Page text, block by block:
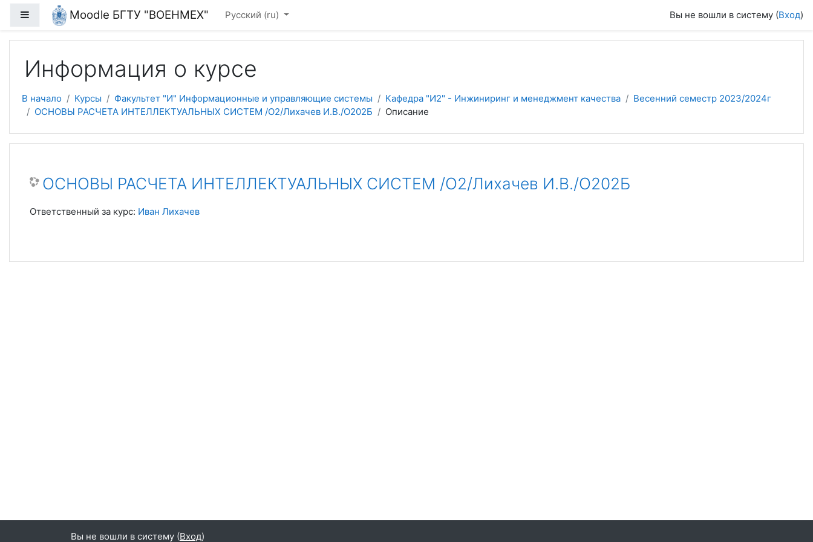
Перейти к основному содержанию
Боковая панельMoodle БГТУ "ВОЕНМЕХ" Русский ‎(ru)‎ Вы не вошли в систему (Вход)
Информация о курсе
В начало Курсы Факультет "И" Информационные и управляющие системы Кафедра "И2" - Инжиниринг и менеджмент качества
Весенний семестр 2023/2024г
ОСНОВЫ РАСЧЕТА ИНТЕЛЛЕКТУАЛЬНЫХ СИСТЕМ /О2/Лихачев И.В./О202Б
Описание
ОСНОВЫ РАСЧЕТА ИНТЕЛЛЕКТУАЛЬНЫХ СИСТЕМ /О2/Лихачев И.В./О202Б
Ответственный за курс: Иван Лихачев
Вы не вошли в систему (Вход)